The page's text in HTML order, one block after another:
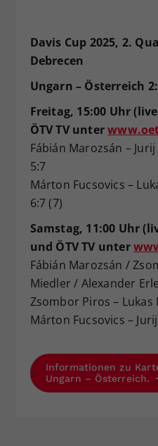
Davis Cup 2025, 2.
Debrecen
Ungarn – Österreich
Freitag, 15:00 Uhr
ÖTV TV unter
Fábián Marozsán –
5:7
Márton Fucsovics –
6:7 (7)
Samstag, 11:00 Uhr
und ÖTV TV unter
Fábián Marozsán /
Miedler / Alexander
Zsombor Piros – Lukas
Márton Fucsovics –
Informationen zu
Ungarn – Österreich.